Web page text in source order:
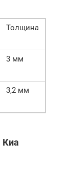
Толщина
3 мм
3,2 мм
Киа